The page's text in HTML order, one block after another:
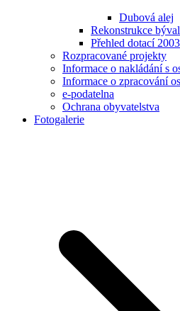
Dubová alej
Rekonstrukce
Přehled dotací
Rozpracované projekty
Informace o nakládání s
Informace o zpracování
e-podatelna
Ochrana obyvatelstva
Fotogalerie